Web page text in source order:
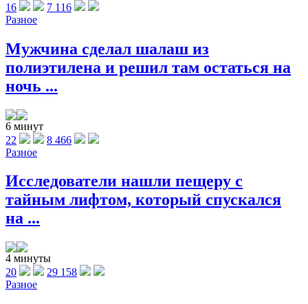
16
7 116
Разное
Мужчина сделал шалаш из
полиэтилена и решил там остаться на
ночь ...
6 минут
22
8 466
Разное
Исследователи нашли пещеру с
тайным лифтом, который спускался
на ...
4 минуты
20
29 158
Разное